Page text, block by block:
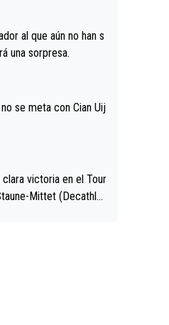
Evenepoel dándose
allá de los típicos t
Ahí hubo u
Toro con calzador e
complicar el tour.
al que aún no han s
nos dará una sorpresa.
con Cian Uij
victoria en el Tour
Mittet (Decathlo